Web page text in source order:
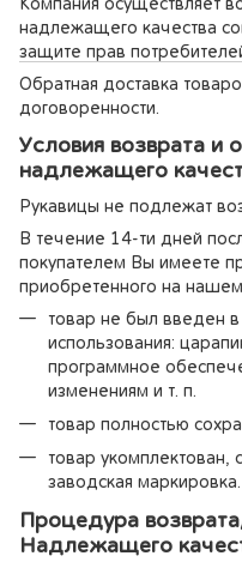
надлежащего качества
защите прав
Обратная доставка
договоренности.
Условия возврата и
надлежащего
Рукавицы не подлежат
В течение 14-ти дней
покупателем Вы имеете
приобретенного на нашем
товар не был введен
использования:
программное
изменениям и т. п.
товар полностью
товар укомплектован,
заводская маркировка.
Процедура
Надлежащего